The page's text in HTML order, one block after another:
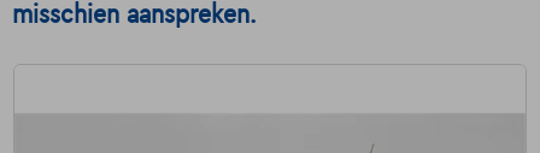
misschien aanspreken.